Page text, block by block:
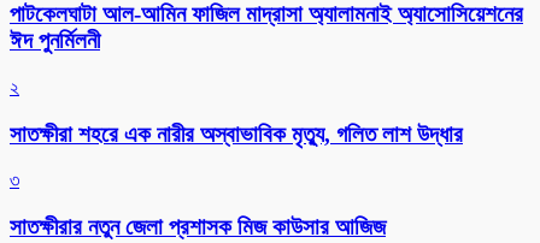
পাটকেলঘাটা আল-আমিন ফাজিল মাদ্রাসা অ্যালামনাই অ্যাসোসিয়েশনের
ঈদ পুনর্মিলনী
২
সাতক্ষীরা শহরে এক নারীর অস্বাভাবিক মৃত্যু, গলিত লাশ উদ্ধার
৩
সাতক্ষীরার নতুন জেলা প্রশাসক মিজ কাউসার আজিজ